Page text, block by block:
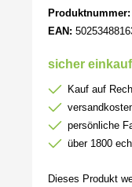
Produktnummer:
EAN:
sicher
Kauf auf
persönliche
über 1800
Dieses Produkt